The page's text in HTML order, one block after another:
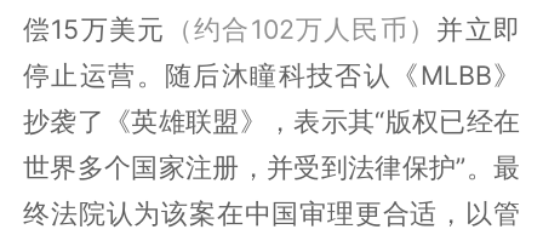
偿15万美元
（约合102万人民币） 并立即
停止运营。随后沐瞳科技否认《MLBB》
抄袭了《英雄联盟》，表示其“版权已经在
世界多个国家注册，并受到法律保护”。最
终法院认为该案在中国审理更合适，以管